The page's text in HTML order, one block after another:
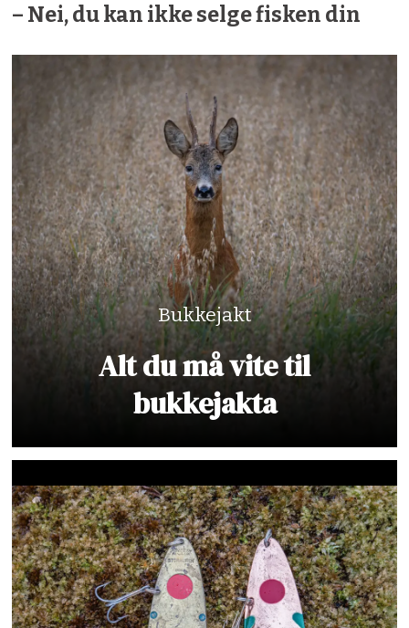
– Nei, du kan ikke selge fisken din
Bukkejakt
Alt du må vite til
bukkejakta